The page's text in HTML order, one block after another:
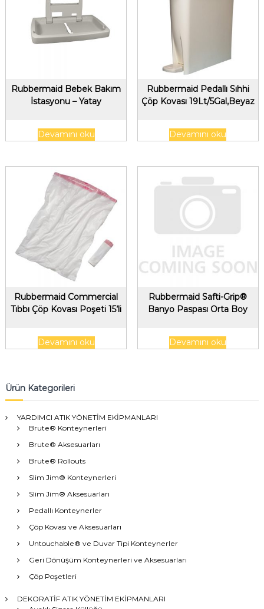
Rubbermaid Bebek Bakım
İstasyonu – Yatay
Devamını oku
Rubbermaid Pedallı Sıhhi
Çöp Kovası 19Lt/5Gal,Beyaz
Devamını oku
Rubbermaid Commercial
Tıbbı Çöp Kovası Poşeti 15’li
Devamını oku
Rubbermaid Safti-Grip®
Banyo Paspası Orta Boy
Devamını oku
Ürün Kategorileri
YARDIMCI ATIK YÖNETİM EKİPMANLARI
Brute® Konteynerleri
Brute® Aksesuarları
Brute® Rollouts
Slim Jim® Konteynerleri
Slim Jim® Aksesuarları
Pedallı Konteynerler
Çöp Kovası ve Aksesuarları
Untouchable® ve Duvar Tipi Konteynerler
Geri Dönüşüm Konteynerleri ve Aksesuarları
Çöp Poşetleri
DEKORATİF ATIK YÖNETİM EKİPMANLARI